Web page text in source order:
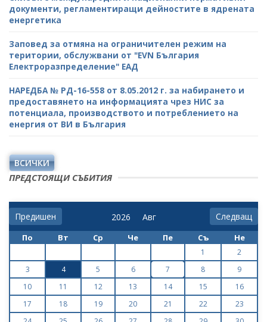
документи, регламентиращи дейностите в ядрената
енергетика
Заповед за отмяна на ограничителен режим на
територии, обслужвани от "ЕVN България
Електроразпределение" ЕАД
НАРЕДБА № РД-16-558 от 8.05.2012 г. за набирането и
предоставянето на информацията чрез НИС за
потенциала, производството и потреблението на
енергия от ВИ в България
ВСИЧКИ
ПРЕДСТОЯЩИ СЪБИТИЯ
Предишен Следващ
По Вт Ср Че Пе Съ Не
1
2
3
4 5 6 7 8
9
10
11 12 13 14 15
16
17
18 19 20 21 22
23